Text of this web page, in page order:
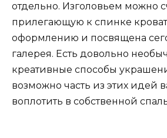
отдельно. Изголовьем можно
прилегающую к спинке
оформлению и посвящена
галерея. Есть довольно
креативные способы
возможно часть из этих идей
воплотить в собственной